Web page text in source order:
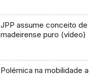
JPP assume conceito de
madeirense puro (vídeo)
Polémica na mobilidade